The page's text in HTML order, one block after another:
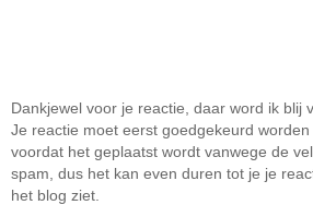
Dankjewel voor je reactie, daar word ik blij
Je reactie moet eerst goedgekeurd worden
voordat het geplaatst wordt vanwege de
spam, dus het kan even duren tot je je
het blog ziet.